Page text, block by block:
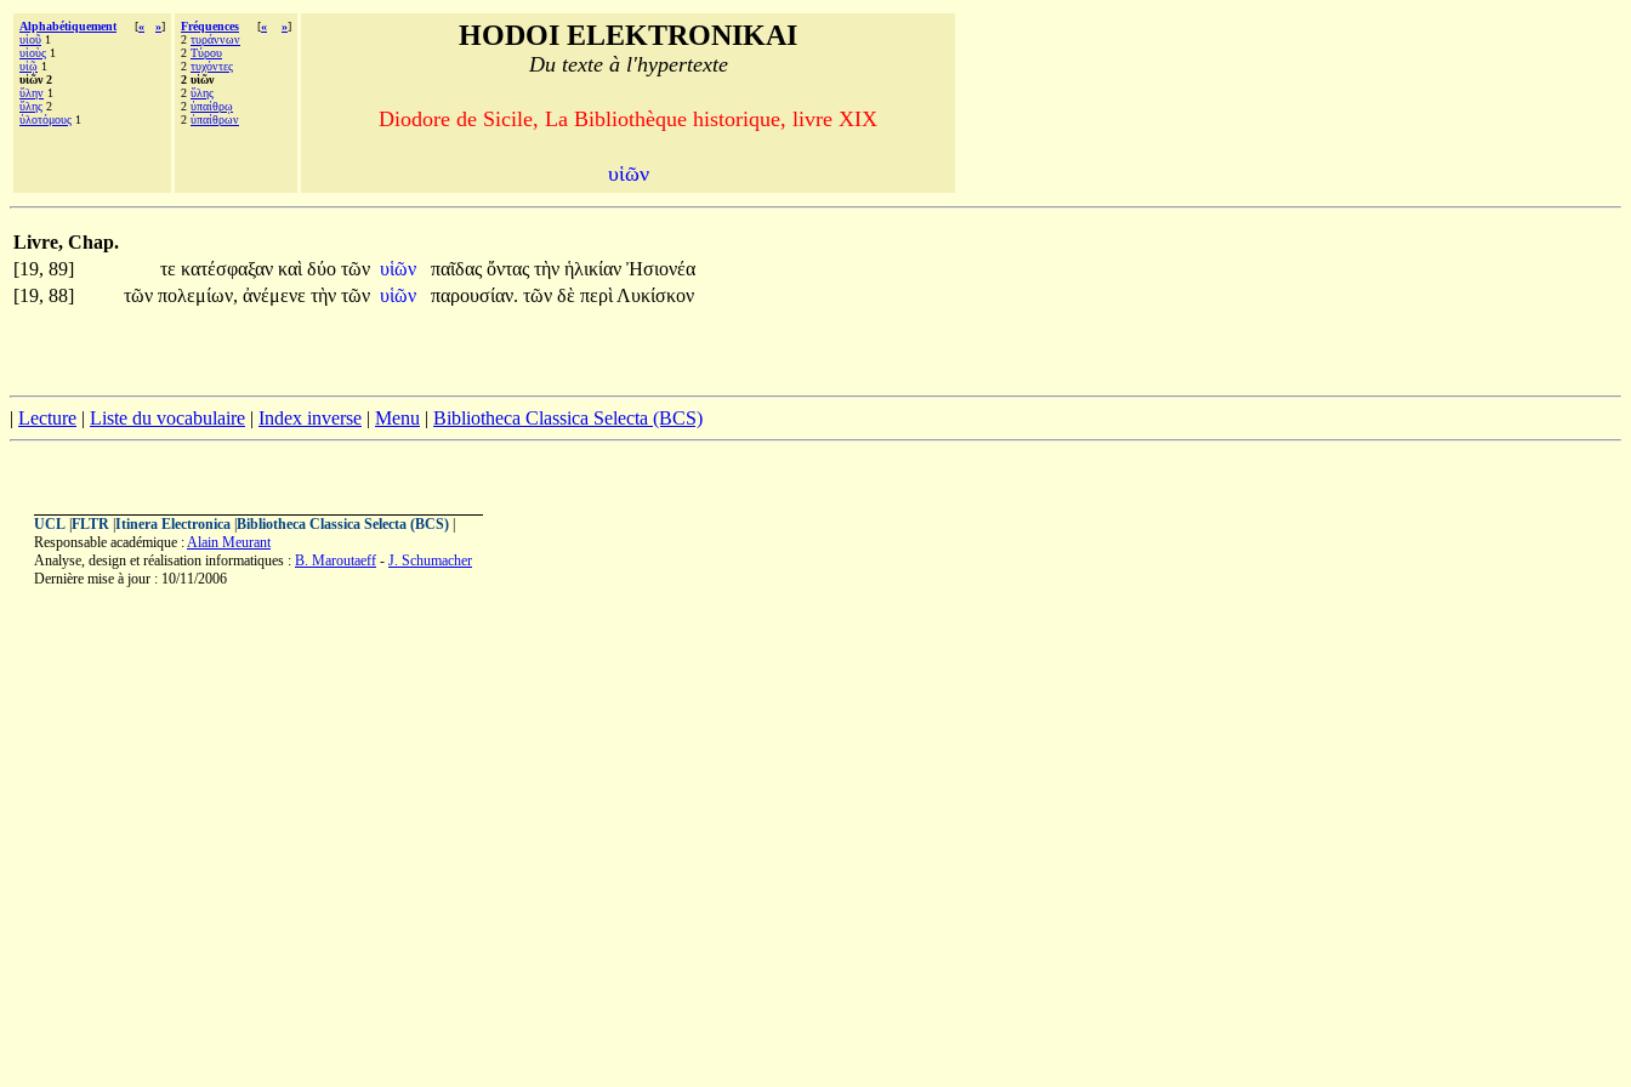
Alphabétiquement [« »]
υἱοῦ 1
υἱοὺς 1
υἱῷ 1
υἱῶν 2
ὕλην 1
ὕλης 2
ὑλοτόμους 1
Fréquences [« »]
2 τυράννων
2 Τύρου
2 τυχόντες
2 υἱῶν
2 ὕλης
2 ὑπαίθρῳ
2 ὑπαίθρων
HODOI ELEKTRONIKAI
Du texte à l'hypertexte
Diodore de Sicile, La Bibliothèque historique, livre XIX
υἱῶν
Livre, Chap.
[19, 89]
τε κατέσφαξαν καὶ δύο τῶν υἱῶν παῖδας ὄντας τὴν ἡλικίαν Ἠσιονέα
[19, 88]
τῶν πολεμίων, ἀνέμενε τὴν τῶν υἱῶν παρουσίαν. τῶν δὲ περὶ Λυκίσκον
| Lecture | Liste du vocabulaire | Index inverse | Menu | Bibliotheca Classica Selecta (BCS)
UCL FLTR Itinera Electronica Bibliotheca Classica Selecta (BCS)
Responsable académique :Alain Meurant
Analyse, design et réalisation informatiques : B. Maroutaeff - J. Schumacher
Dernière mise à jour : 10/11/2006